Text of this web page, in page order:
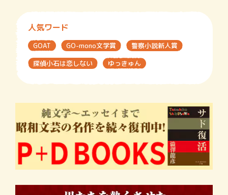
人気ワード
GOAT GO-mono文学賞
警察小説新人賞
探偵小石は恋しない
ゆっきゅん